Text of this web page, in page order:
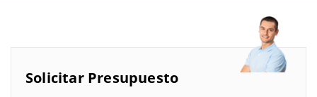
Solicitar Presupuesto